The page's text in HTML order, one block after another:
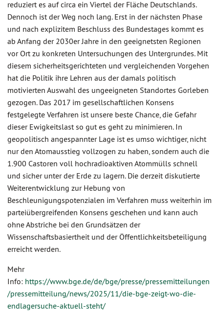
reduziert es auf circa ein Viertel der Fläche Deutschlands.
Dennoch ist der Weg noch lang. Erst in der nächsten Phase
und nach explizitem Beschluss des Bundestages kommt es
ab Anfang der 2030er Jahre in den geeignetsten Regionen
vor Ort zu konkreten Untersuchungen des Untergrundes. Mit
diesem sicherheitsgerichteten und vergleichenden Vorgehen
hat die Politik ihre Lehren aus der damals politisch
motivierten Auswahl des ungeeigneten Standortes Gorleben
gezogen. Das 2017 im gesellschaftlichen Konsens
festgelegte Verfahren ist unsere beste Chance, die Gefahr
dieser Ewigkeitslast so gut es geht zu minimieren. In
geopolitisch angespannter Lage ist es umso wichtiger, nicht
nur den Atomausstieg vollzogen zu haben, sondern auch die
1.900 Castoren voll hochradioaktiven Atommülls schnell
und sicher unter der Erde zu lagern. Die derzeit diskutierte
Weiterentwicklung zur Hebung von
Beschleunigungspotenzialen im Verfahren muss weiterhin im
parteiübergreifenden Konsens geschehen und kann auch
ohne Abstriche bei den Grundsätzen der
Wissenschaftsbasiertheit und der Öffentlichkeitsbeteiligung
erreicht werden.
Mehr
Info: https://www.bge.de/de/bge/presse/pressemitteilungen
/pressemitteilung/news/2025/11/die-bge-zeigt-wo-die-
endlagersuche-aktuell-steht/